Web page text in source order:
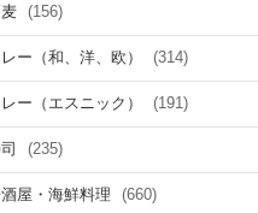
(156)
ー（和、洋、欧） (314)
ー（エスニック） (191)
(235)
屋・海鮮料理 (660)